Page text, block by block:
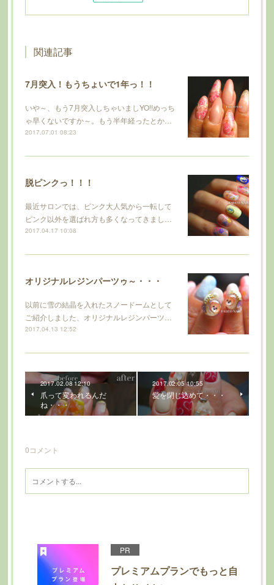
関連記事
7月突入！もうちょいで1年っ！！
いや～、もう7月突入しちゃいましYO!!めっち
ゃ早くないですか～。もう半年経ったとか…
2017.07.01 08:23
脱ピンクっ！！！
最近サロンでは、ピンク大人気から一転して
ピンク以外を選ばれ方も多くなってきまし…
2017.04.17 10:08
オリジナルレジンパーツゥ～・・・
以前に雪の結晶を入れたスノードームとして
ご紹介しました、オリジナルレジンパーツ…
2017.04.13 12:52
2017.02.08 12:10
爪って変われるんだ
ね・・・
2017.02.05 10:55
愛を閉じ込めて・・・
0コメント
PR
プレミアムプランでもっと自